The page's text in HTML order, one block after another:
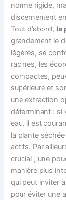
norme rigide,
discernement
Tout d’abord, la
grandement le
légères, se
racines, les
compactes,
supérieure et
une extraction
déterminant : si
eau, il est
la plante
actifs. Par
crucial ; une
manière plus
qui peut inviter
pour éviter une